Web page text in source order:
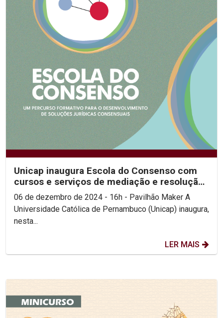
Unicap inaugura Escola do Consenso com
cursos e serviços de mediação e resolução
de conflitos...
06 de dezembro de 2024 - 16h - Pavilhão Maker A
Universidade Católica de Pernambuco (Unicap) inaugura,
nesta...
LER MAIS